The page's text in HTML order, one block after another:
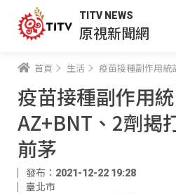
TITV NEWS
原視新聞網
首頁 生活 疫苗接種副作用統計出
疫苗接種副作用
AZ+BNT、2劑揭
前茅
發布：2021-12-22 19:28
臺北市